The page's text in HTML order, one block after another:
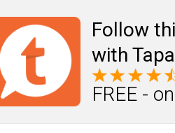
Follow
with
FREE -